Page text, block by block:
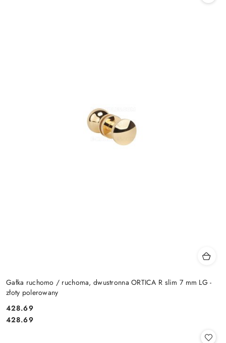
Gałka ruchomo / ruchoma, dwustronna ORTICA R slim 7 mm LG -
złoty polerowany
Cena:
428.69
Cena:
428.69